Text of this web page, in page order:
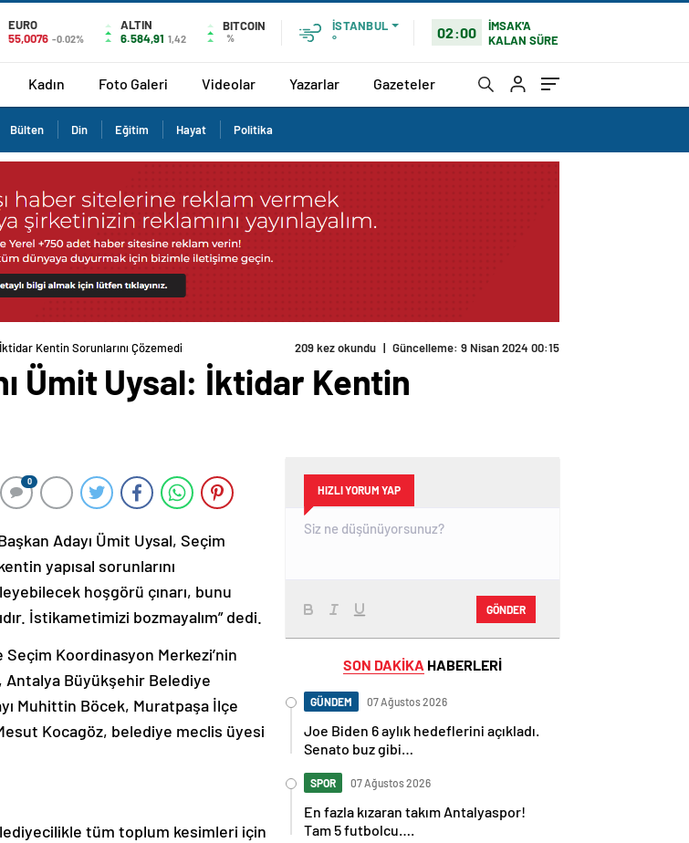
EURO
55,0076 -0.02%
ALTIN
6.584,91 1,42
BITCOIN
%
İSTANBUL
°
02:00
İMSAK'A
KALAN SÜRE
Kadın Foto Galeri Videolar Yazarlar Gazeteler
Bülten Din Eğitim Hayat Politika
Kentin Sorunlarını Çözemedi 209 kez okundu | Güncelleme: 9 Nisan 2024 00:15
Ümit Uysal: İktidar Kentin
0
Adayı Ümit Uysal, Seçim
yapısal sorunlarını
hoşgörü çınarı, bunu
İstikametimizi bozmayalım” dedi.
Seçim Koordinasyon Merkezi’nin
Antalya Büyükşehir Belediye
Muhittin Böcek, Muratpaşa İlçe
Kocagöz, belediye meclis üyesi
tüm toplum kesimleri için
HIZLI YORUM YAP
GÖNDER
SON DAKİKA HABERLERİ
GÜNDEM 07 Ağustos 2026
Joe Biden 6 aylık hedeflerini açıkladı.
Senato buz gibi…
SPOR 07 Ağustos 2026
En fazla kızaran takım Antalyaspor!
Tam 5 futbolcu….